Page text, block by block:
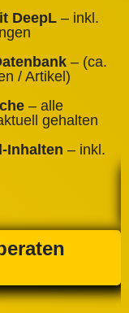
DeepL – inkl.
– (ca.
/ Artikel)
– alle
gehalten
– inkl.